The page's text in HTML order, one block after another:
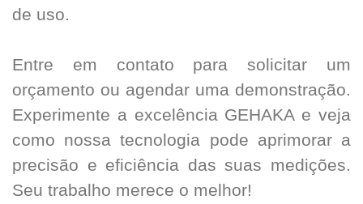
de uso.
Entre em contato para solicitar um
orçamento ou agendar uma demonstração.
Experimente a excelência GEHAKA e veja
como nossa tecnologia pode aprimorar a
precisão e eficiência das suas medições.
Seu trabalho merece o melhor!